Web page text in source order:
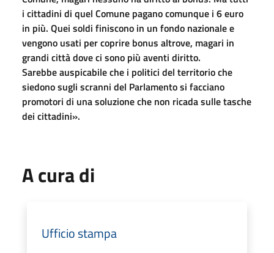
i cittadini di quel Comune pagano comunque i 6 euro
in più. Quei soldi finiscono in un fondo nazionale e
vengono usati per coprire bonus altrove, magari in
grandi città dove ci sono più aventi diritto.
Sarebbe auspicabile che i politici del territorio che
siedono sugli scranni del Parlamento si facciano
promotori di una soluzione che non ricada sulle tasche
dei cittadini».
A cura di
Ufficio stampa